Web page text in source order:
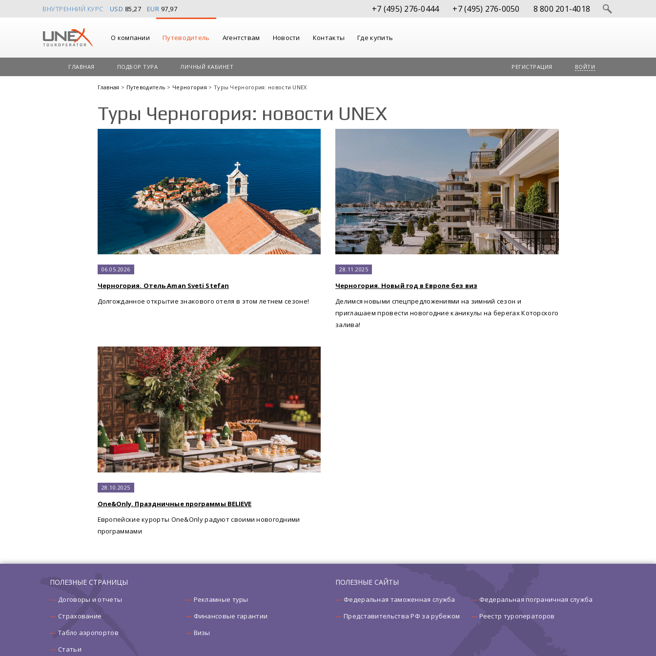
ВНУТРЕННИЙ КУРС USD 85,27 EUR 97,97 +7 (495) 276-0444 +7 (495) 276-0050 8 800 201-4018
О компании Путеводитель Агентствам Новости Контакты Где купить
ГЛАВНАЯ ПОДБОР ТУРА ЛИЧНЫЙ КАБИНЕТ РЕГИСТРАЦИЯ ВОЙТИ
Главная > Путеводитель > Черногория > Туры Черногория: новости UNEX
Туры Черногория: новости UNEX
06.05.2026
Черногория. Отель Aman Sveti Stefan
Долгожданное открытие знакового отеля в этом летнем сезоне!
28.11.2025
Черногория. Новый год в Европе без виз
Делимся новыми спецпредложениями на зимний сезон и
приглашаем провести новогодние каникулы на берегах Которского
залива!
28.10.2025
One&Only. Праздничные программы BELIEVE
Европейские курорты One&Only радуют своими новогодними
программами
ПОЛЕЗНЫЕ СТРАНИЦЫ
Договоры и отчеты
Рекламные туры
Страхование
Финансовые гарантии
Табло аэропортов
Визы
Статьи
ПОЛЕЗНЫЕ САЙТЫ
Федеральная таможенная служба
Федеральная пограничная служба
Представительства РФ за рубежом
Реестр туроператоров